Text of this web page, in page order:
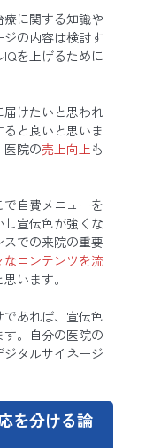
に関する知識や
の内容は検討す
を上げるために
届けたいと思われ
と良いと思いま
医院の売上向上も
自費メニューを
宣伝色が強くな
での来院の重要
なコンテンツを流
います。
あれば、宣伝色
。自分の医院の
ジタルサイネージ
を分ける論